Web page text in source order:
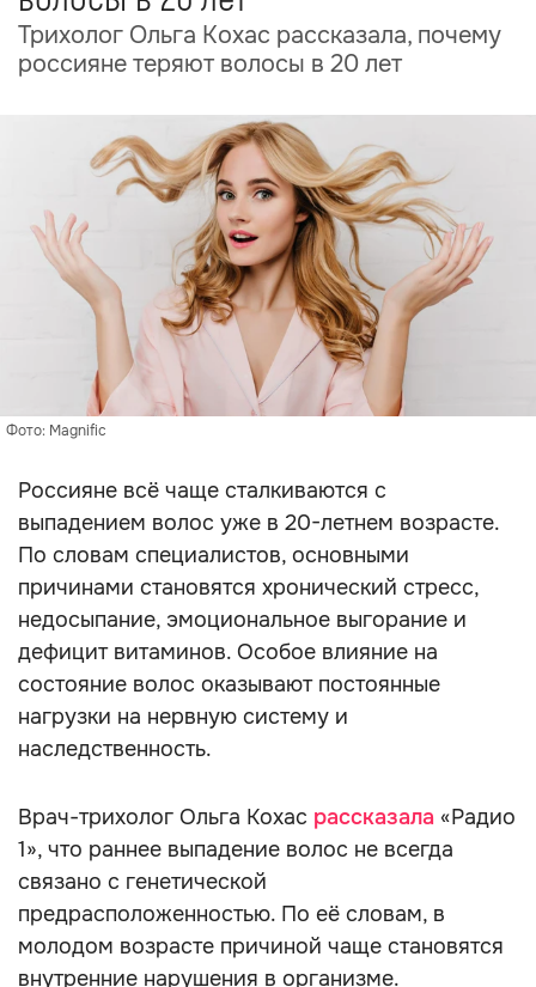
Трихолог Ольга Кохас рассказала, почему
россияне теряют волосы в 20 лет
Фото: Magnific
Россияне всё чаще сталкиваются с
выпадением волос уже в 20-летнем возрасте.
По словам специалистов, основными
причинами становятся хронический стресс,
недосыпание, эмоциональное выгорание и
дефицит витаминов. Особое влияние на
состояние волос оказывают постоянные
нагрузки на нервную систему и
наследственность.
Врач-трихолог Ольга Кохас рассказала «Радио
1», что раннее выпадение волос не всегда
связано с генетической
предрасположенностью. По её словам, в
молодом возрасте причиной чаще становятся
внутренние нарушения в организме.